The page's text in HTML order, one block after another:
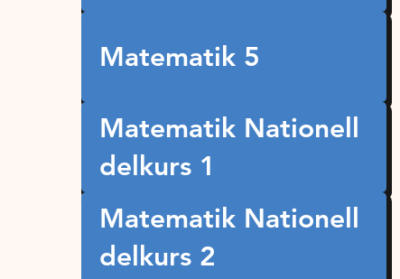
Matematik 5
Matematik Nationell
delkurs 1
Matematik Nationell
delkurs 2